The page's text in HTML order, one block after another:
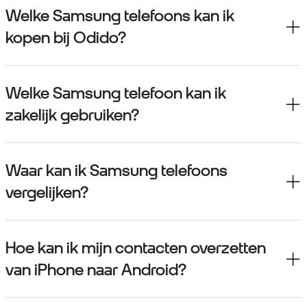
Welke Samsung telefoons kan ik
kopen bij Odido?
Welke Samsung telefoon kan ik
zakelijk gebruiken?
Waar kan ik Samsung telefoons
vergelijken?
Hoe kan ik mijn contacten overzetten
van iPhone naar Android?